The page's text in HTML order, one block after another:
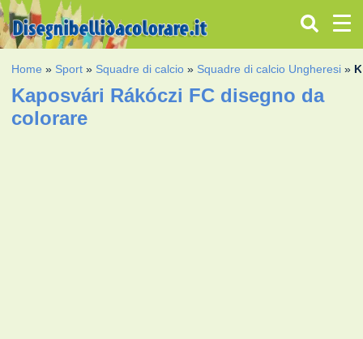
Home » Sport » Squadre di calcio » Squadre di calcio Ungheresi »
Kaposvári Rákóczi FC disegno da
colorare